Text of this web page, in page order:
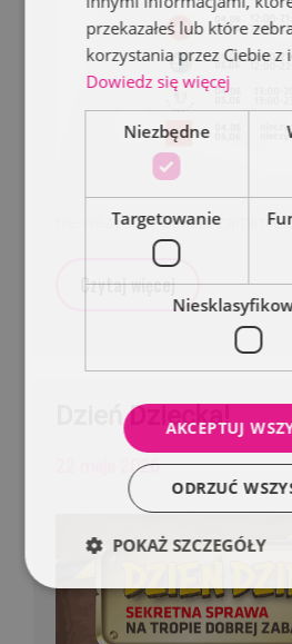
nie wszystko będzie
Czytaj więcej
Dzień Dziecka!
22 maja 2026
przekazałeś lub które
korzystania przez Ciebie z
Dowiedz się więcej
Niezbędne
Targetowanie
AKCEPTUJ
ODRZUĆ
POKAŻ SZCZEGÓŁY